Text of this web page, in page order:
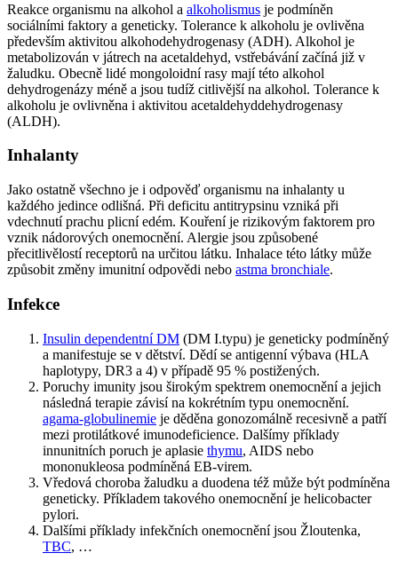
Reakce organismu na alkohol a alkoholismus je podmíněn
sociálními faktory a geneticky. Tolerance k alkoholu je ovlivěna
především aktivitou alkohodehydrogenasy (ADH). Alkohol je
metabolizován v játrech na acetaldehyd, vstřebávání začíná již v
žaludku. Obecně lidé mongoloidní rasy mají této alkohol
dehydrogenázy méně a jsou tudíž citlivější na alkohol. Tolerance k
alkoholu je ovlivněna i aktivitou acetaldehyddehydrogenasy
(ALDH).
Inhalanty
Jako ostatně všechno je i odpověď organismu na inhalanty u
každého jedince odlišná. Při deficitu antitrypsinu vzniká při
vdechnutí prachu plicní edém. Kouření je rizikovým faktorem pro
vznik nádorových onemocnění. Alergie jsou způsobené
přecitlivělostí receptorů na určitou látku. Inhalace této látky může
způsobit změny imunitní odpovědi nebo astma bronchiale.
Infekce
Insulin dependentní DM (DM I.typu) je geneticky podmíněný
a manifestuje se v dětství. Dědí se antigenní výbava (HLA
haplotypy, DR3 a 4) v případě 95 % postižených.
Poruchy imunity jsou širokým spektrem onemocnění a jejich
následná terapie závisí na kokrétním typu onemocnění.
agama-globulinemie je děděna gonozomálně recesivně a patří
mezi protilátkové imunodeficience. Dalšímy příklady
innunitních poruch je aplasie thymu, AIDS nebo
mononukleosa podmíněná EB-virem.
Vředová choroba žaludku a duodena též může být podmíněna
geneticky. Příkladem takového onemocnění je helicobacter
pylori.
Dalšími příklady infekčních onemocnění jsou Žloutenka,
TBC, …